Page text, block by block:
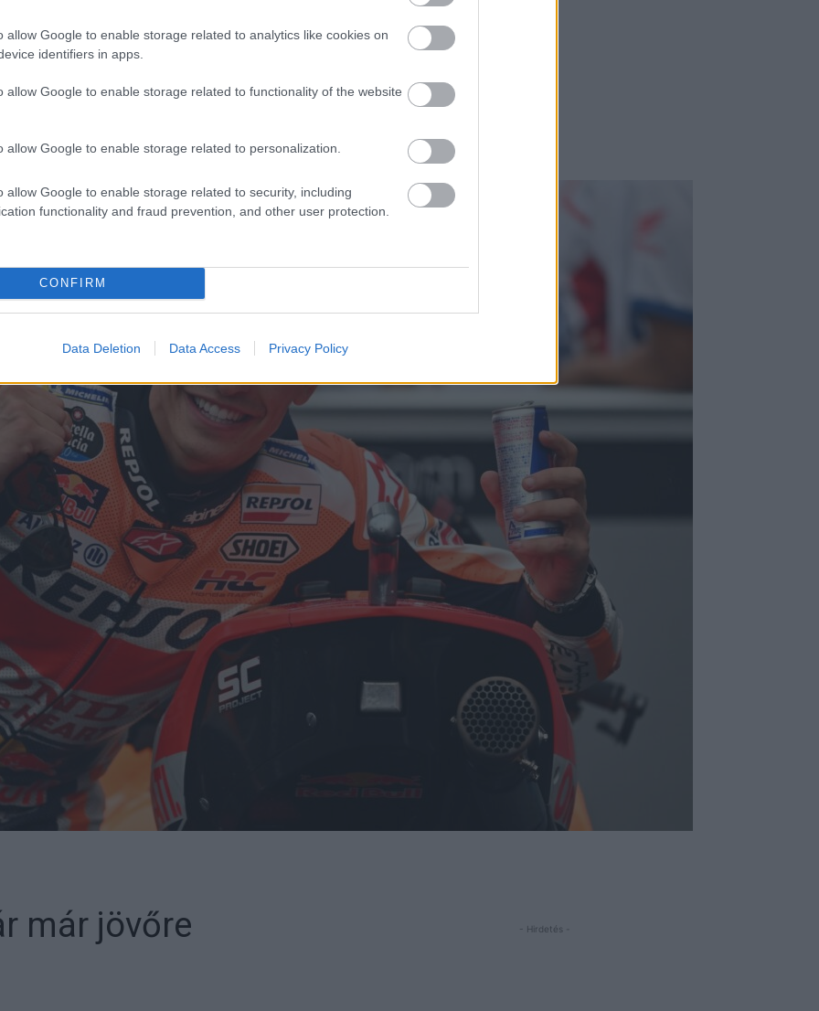
allow Google to enable storage related to analytics like cookies on
identifiers in apps.
allow Google to enable storage related to functionality of the website
allow Google to enable storage related to personalization.
allow Google to enable storage related to security, including
functionality and fraud prevention, and other user protection.
CONFIRM
Data Deletion Data Access Privacy Policy
Következő cikk
Maradásra bírhatta volna Marc Márquezt a Ducati
sikerkovácsának érkezése? – Dall’Igna válaszolt